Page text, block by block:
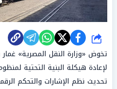
شارك
تخوض «وزارة النقل المصرية»
لإعادة هيكلة البنية التحتية
تحديث نظم الإشارات والتحكم